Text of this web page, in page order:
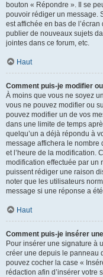
bouton « Répondre ». Il se
pouvoir rédiger un message.
est affichée en bas de
publier de nouveaux sujets
jointes dans ce forum, etc.
Haut
Comment puis-je modifier
À moins que vous ne soyez
vous ne pouvez modifier ou
pouvez modifier un de vos
dans une limite de temps
quelqu’un a déjà répondu à
message affichera le nombre
et l’heure de la modification.
modification effectuée par un
puissent rédiger une raison
noter que les utilisateurs
message si une réponse a
Haut
Comment puis-je insérer
Pour insérer une signature à
créer une depuis le panneau
pouvez cocher la case «
rédaction afin d’insérer votre